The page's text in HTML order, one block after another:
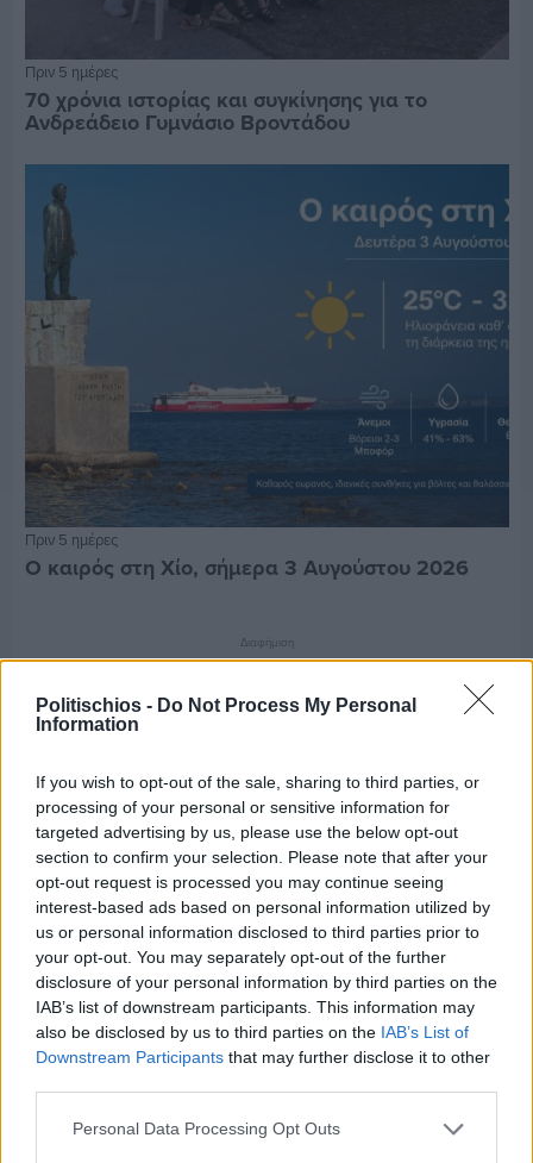
Politischios - Do Not Process My Personal
Information
If you wish to opt-out of the sale, sharing to third parties, or
processing of your personal or sensitive information for
targeted advertising by us, please use the below opt-out
section to confirm your selection. Please note that after your
opt-out request is processed you may continue seeing
interest-based ads based on personal information utilized by
us or personal information disclosed to third parties prior to
your opt-out. You may separately opt-out of the further
disclosure of your personal information by third parties on the
IAB’s list of downstream participants. This information may
also be disclosed by us to third parties on the IAB’s List of
Downstream Participants that may further disclose it to other
Personal Data Processing Opt Outs
Πριν 5 ημέρες
70 χρόνια ιστορίας και συγκίνησης για το
Ανδρεάδειο Γυμνάσιο Βροντάδου
Πριν 5 ημέρες
Ο καιρός στη Χίο, σήμερα 3 Αυγούστου 2026
Διαφήμιση
Πριν 8 ημέρες
Μία μικρή αλλά αναγκαία ανάπαυλα για την